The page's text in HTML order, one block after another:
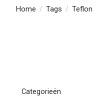
Home / Tags / Teflon
Categorieën